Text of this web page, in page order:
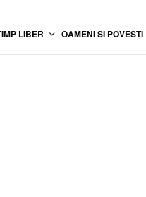
LIBER OAMENI SI POVESTI